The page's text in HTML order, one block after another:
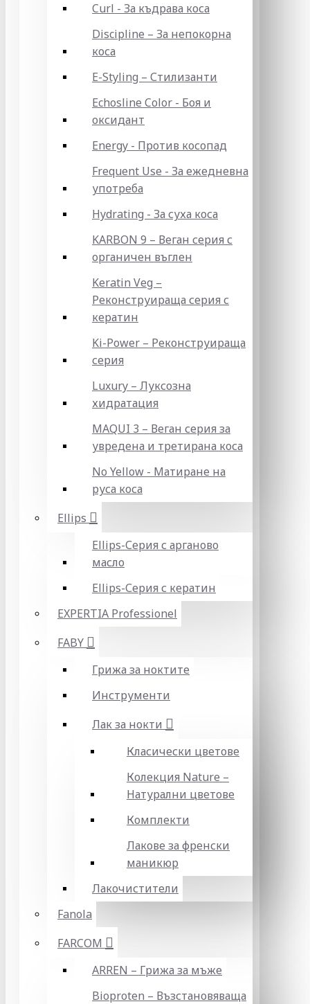
Curl - За къдрава коса
Discipline – За непокорна
коса
E-Styling – Стилизанти
Echosline Color - Боя и
оксидант
Energy - Против косопад
Frequent Use - За ежедневна
употреба
Hydrating - За суха коса
KARBON 9 – Веган серия с
органичен въглен
Keratin Veg –
Реконструираща серия с
кератин
Ki-Power – Реконструираща
серия
Luxury – Луксозна
хидратация
MAQUI 3 – Веган серия за
увредена и третирана коса
No Yellow - Матиране на
руса коса
Ellips
Ellips-Серия с арганово
масло
Ellips-Серия с кератин
EXPERTIA Professionel
FABY
Грижа за ноктите
Инструменти
Лак за нокти
Класически цветове
Колекция Nature –
Натурални цветове
Комплекти
Лакове за френски
маникюр
Лакочистители
Fanola
FARCOM
ARREN – Грижа за мъже
Bioproten – Възстановяваща